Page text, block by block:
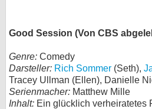
Good Session (Von CBS
Genre: Comedy
Darsteller: Rich Sommer (Seth),
Tracey Ullman (Ellen), Danielle
Serienmacher: Matthew Mille
Inhalt: Ein glücklich verheiratetes